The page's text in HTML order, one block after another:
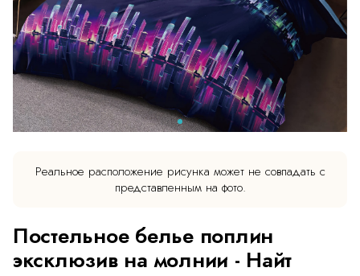
Реальное расположение рисунка может не совпадать с
представленным на фото.
Постельное белье поплин
эксклюзив на молнии - Найт